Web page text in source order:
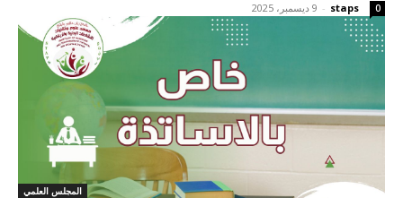
staps
- 9 ديسمبر، 2025 0
المجلس العلمي